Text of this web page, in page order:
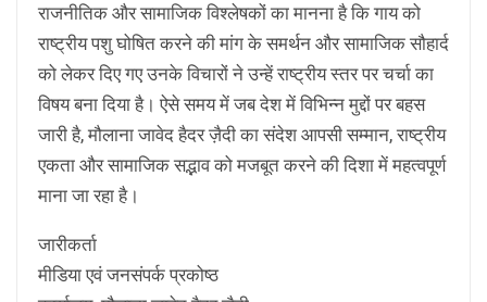
राजनीतिक और सामाजिक विश्लेषकों का मानना है कि गाय को
राष्ट्रीय पशु घोषित करने की मांग के समर्थन और सामाजिक सौहार्द
को लेकर दिए गए उनके विचारों ने उन्हें राष्ट्रीय स्तर पर चर्चा का
विषय बना दिया है। ऐसे समय में जब देश में विभिन्न मुद्दों पर बहस
जारी है, मौलाना जावेद हैदर ज़ैदी का संदेश आपसी सम्मान, राष्ट्रीय
एकता और सामाजिक सद्भाव को मजबूत करने की दिशा में महत्वपूर्ण
माना जा रहा है।
जारीकर्ता
मीडिया एवं जनसंपर्क प्रकोष्ठ